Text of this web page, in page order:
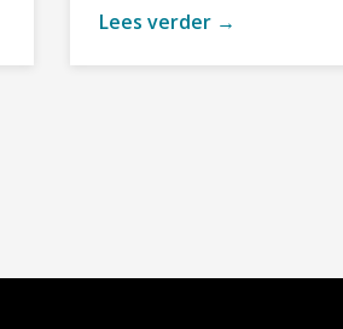
Lees verder →